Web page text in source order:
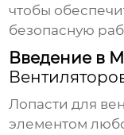
чтобы
безопасную
Введение в
Лопасти для
элементом